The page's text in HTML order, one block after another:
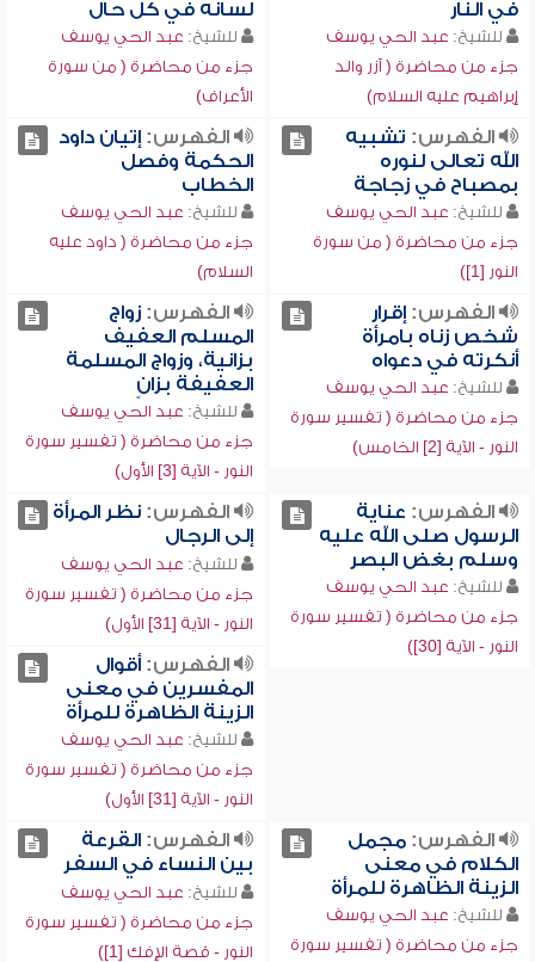
في النار
للشيخ: عبد الحي يوسف
جزء من محاضرة ( آزر والد
إبراهيم عليه السلام)
لسانه في كل حال
للشيخ: عبد الحي يوسف
جزء من محاضرة ( من سورة
الأعراف)
الفهرس: تشبيه
الله تعالى لنوره
بمصباح في زجاجة
للشيخ: عبد الحي يوسف
جزء من محاضرة ( من سورة
النور [1])
الفهرس:إتيان داود
الحكمة وفصل
الخطاب
للشيخ: عبد الحي يوسف
جزء من محاضرة ( داود عليه
السلام)
الفهرس:إقرار
شخص زناه بامرأة
أنكرته في دعواه
للشيخ: عبد الحي يوسف
جزء من محاضرة ( تفسير سورة
النور - الآية [2] الخامس)
الفهرس:زواج
المسلم العفيف
بزانية، وزواج المسلمة
العفيفة بزانٍ
للشيخ: عبد الحي يوسف
جزء من محاضرة ( تفسير سورة
النور - الآية [3] الأول)
الفهرس: عناية
الرسول صلى الله عليه
وسلم بغض البصر
للشيخ: عبد الحي يوسف
جزء من محاضرة ( تفسير سورة
النور - الآية [30])
الفهرس:نظر المرأة
إلى الرجال
للشيخ: عبد الحي يوسف
جزء من محاضرة ( تفسير سورة
النور - الآية [31] الأول)
الفهرس:أقوال
المفسرين في معنى
الزينة الظاهرة للمرأة
للشيخ: عبد الحي يوسف
جزء من محاضرة ( تفسير سورة
النور - الآية [31] الأول)
الفهرس:مجمل
الكلام في معنى
الزينة الظاهرة للمرأة
للشيخ: عبد الحي يوسف
جزء من محاضرة ( تفسير سورة
الفهرس:القرعة
بين النساء في السفر
للشيخ: عبد الحي يوسف
جزء من محاضرة ( تفسير سورة
النور - قصة الإفك [1])